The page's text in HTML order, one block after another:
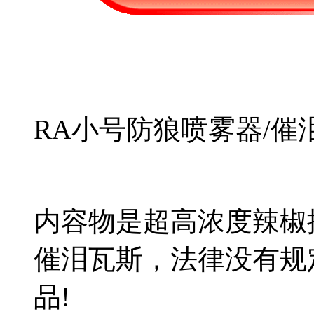
RA小号防狼喷雾器/催
内容物是超高浓度辣
催泪瓦斯，法律没有
品!